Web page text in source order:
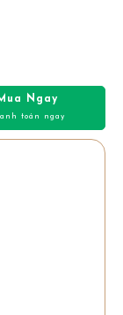
Ngay
toán ngay